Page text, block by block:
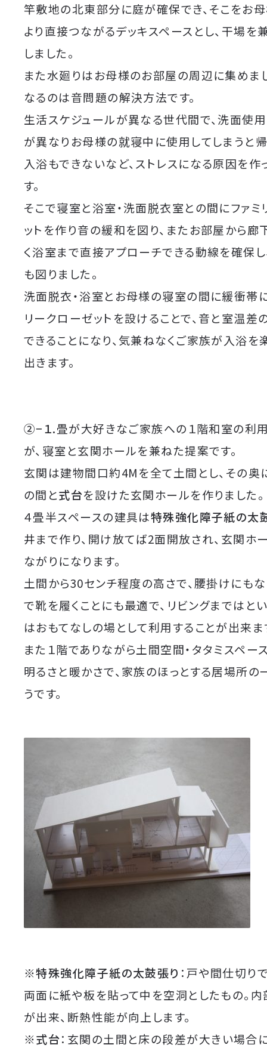
竿敷地の北東部分に庭が確保でき、そこをお
より直接つながるデッキスペースとし、干場を
しました。
また水廻りはお母様のお部屋の周辺に集めま
なるのは音問題の解決方法です。
生活スケジュールが異なる世代間で、洗面使
が異なりお母様の就寝中に使用してしまうと
入浴もできないなど、ストレスになる原因を作
す。
そこで寝室と浴室・洗面脱衣室との間にファミ
ットを作り音の緩和を図り、またお部屋から廊
く浴室まで直接アプローチできる動線を確保
も図りました。
洗面脱衣・浴室とお母様の寝室の間に緩衝帯
リークローゼットを設けることで、音と室温差
できることになり、気兼ねなくご家族が入浴を
出きます。
②−１.畳が大好きなご家族への１階和室の利
が、寝室と玄関ホールを兼ねた提案です。
玄関は建物間口約4Mを全て土間とし、その奥
の間と式台を設けた玄関ホールを作りました。
４畳半スペースの建具は特殊強化障子紙の太
井まで作り、開け放てば2面開放され、玄関ホ
ながりになります。
土間から30センチ程度の高さで、腰掛けにも
で靴を履くことにも最適で、リビングまではと
はおもてなしの場として利用することが出来ま
また１階でありながら土間空間・タタミスペー
明るさと暖かさで、家族のほっとする居場所の
うです。
※特殊強化障子紙の太鼓張り ：戸や間仕切り
両面に紙や板を貼って中を空洞としたもの。
が出来、断熱性能が向上します。
※式台：玄関の土間と床の段差が大きい場合